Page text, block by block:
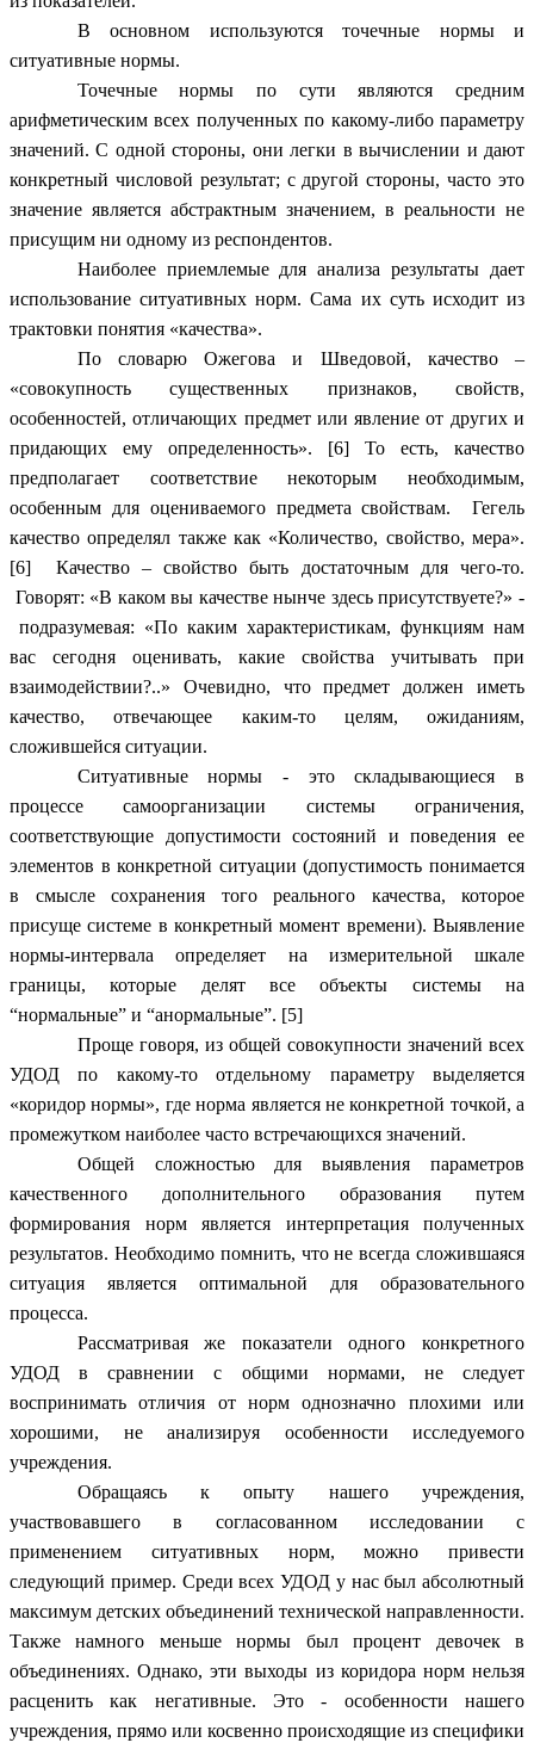
В основном используются точечные нормы и
ситуативные нормы.
Точечные нормы по сути являются средним
арифметическим всех полученных по какому-либо параметру
значений. С одной стороны, они легки в вычислении и дают
конкретный числовой результат; с другой стороны, часто это
значение является абстрактным значением, в реальности не
присущим ни одному из респондентов.
Наиболее приемлемые для анализа результаты дает
использование ситуативных норм. Сама их суть исходит из
трактовки понятия «качества».
По словарю Ожегова и Шведовой, качество –
«совокупность существенных признаков, свойств,
особенностей, отличающих предмет или явление от других и
придающих ему определенность». [6] То есть, качество
предполагает соответствие некоторым необходимым,
особенным для оцениваемого предмета свойствам. Гегель
качество определял также как «Количество, свойство, мера».
[6] Качество – свойство быть достаточным для чего-то.
Говорят: «В каком вы качестве нынче здесь присутствуете?» -
подразумевая: «По каким характеристикам, функциям нам
вас сегодня оценивать, какие свойства учитывать при
взаимодействии?..» Очевидно, что предмет должен иметь
качество, отвечающее каким-то целям, ожиданиям,
сложившейся ситуации.
Ситуативные нормы
- это складывающиеся в
процессе самоорганизации системы ограничения,
соответствующие допустимости состояний и поведения ее
элементов в конкретной ситуации (допустимость понимается
в смысле сохранения того реального качества, которое
присуще системе в конкретный момент времени). Выявление
нормы-интервала определяет на измерительной шкале
границы, которые делят все объекты системы на
“нормальные” и “анормальные”. [5]
Проще говоря, из общей совокупности значений всех
УДОД по какому-то отдельному параметру выделяется
«коридор нормы», где норма является не конкретной точкой, а
промежутком наиболее часто встречающихся значений.
Общей сложностью для выявления параметров
качественного дополнительного образования путем
формирования норм является интерпретация полученных
результатов. Необходимо помнить, что не всегда сложившаяся
ситуация является оптимальной для образовательного
процесса.
Рассматривая же показатели одного конкретного
УДОД в сравнении с общими нормами, не следует
воспринимать отличия от норм однозначно плохими или
хорошими, не анализируя особенности исследуемого
учреждения.
Обращаясь к опыту нашего учреждения,
участвовавшего в согласованном исследовании с
применением ситуативных норм, можно привести
следующий пример. Среди всех УДОД у нас был абсолютный
максимум детских объединений технической направленности.
Также намного меньше нормы был процент девочек в
объединениях. Однако, эти выходы из коридора норм нельзя
расценить как негативные. Это - особенности нашего
учреждения, прямо или косвенно происходящие из специфики